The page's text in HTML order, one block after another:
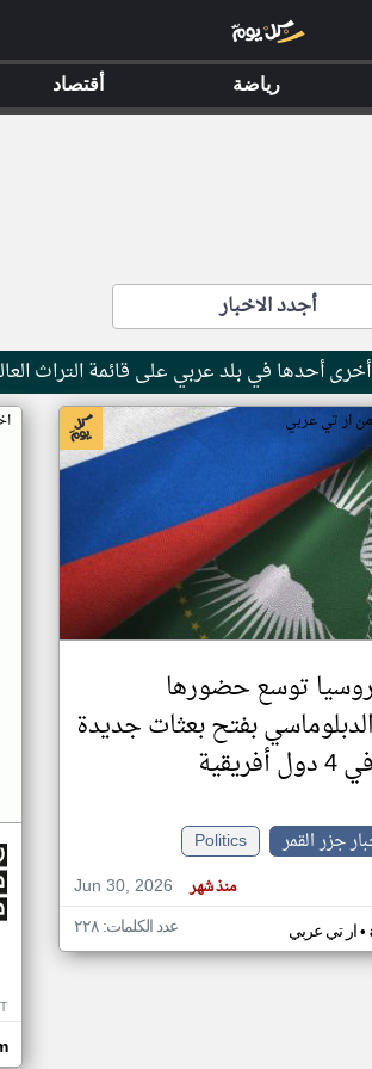
أجدد الاخبار
أحدها في بلد عربي على قائمة التراث
من ار تي عربي
روسيا توسع حضورها
الدبلوماسي بفتح بعثات جديدة
في 4 دول أفريقية
جزر القمر
Politics
Jun 30, 2026
منذ شهر
ار تي عربي• عدد الكلمات: ٢٢٨
رياضة أقتصاد